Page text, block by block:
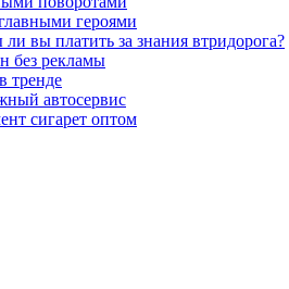
героями
вы платить за знания втридорога?
без рекламы
тренде
автосервис
сигарет оптом